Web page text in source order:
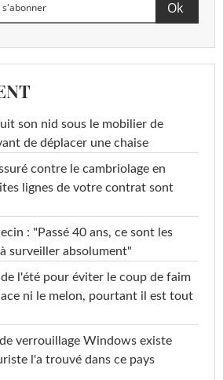
son nid sous le mobilier de
de déplacer une chaise
contre le cambriolage en
lignes de votre contrat sont
: "Passé 40 ans, ce sont les
surveiller absolument"
de l'été pour éviter le coup de faim
ni le melon, pourtant il est tout
verrouillage Windows existe
l'a trouvé dans ce pays